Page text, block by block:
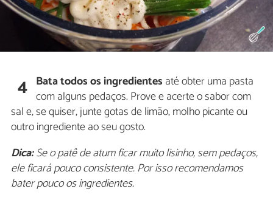
4 Bata todos os ingredientes até obter uma pasta
com alguns pedaços. Prove e acerte o sabor com
sal e, se quiser, junte gotas de limão, molho picante ou
outro ingrediente ao seu gosto.
Dica:Se o patê de atum ficar muito lisinho, sem pedaços,
ele ficará pouco consistente. Por isso recomendamos
bater pouco os ingredientes.